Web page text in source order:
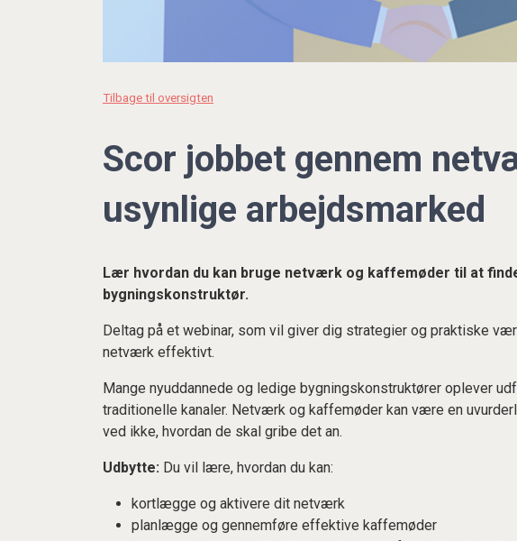
Tilbage til oversigten
Scor jobbet gennem
usynlige arbejdsmarked
Lær hvordan du kan bruge netværk og kaffemøder til at
bygningskonstruktør.
Deltag på et webinar, som vil giver dig strategier og praktiske
netværk effektivt.
Mange nyuddannede og ledige bygningskonstruktører oplever
traditionelle kanaler. Netværk og kaffemøder kan være en
ved ikke, hvordan de skal gribe det an.
Udbytte: Du vil lære, hvordan du kan:
kortlægge og aktivere dit netværk
planlægge og gennemføre effektive kaffemøder